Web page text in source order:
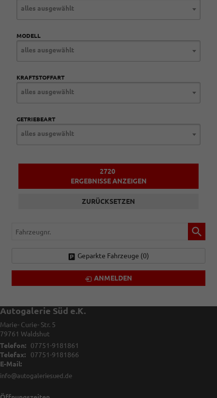
alles ausgewählt
MODELL
alles ausgewählt
KRAFTSTOFFART
alles ausgewählt
GETRIEBEART
alles ausgewählt
2720
ERGEBNISSE ANZEIGEN
ZURÜCKSETZEN
Fahrzeugnr.
Geparkte Fahrzeuge (0)
ANMELDEN
Autogalerie Süd e.K.
Marie- Curie- Str. 5
79761 Waldshut
Telefon:
07751-9181861
Telefax:
07751-9181866
E-Mail:
info@autogaleriesued.de